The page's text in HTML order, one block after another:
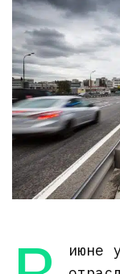
июне